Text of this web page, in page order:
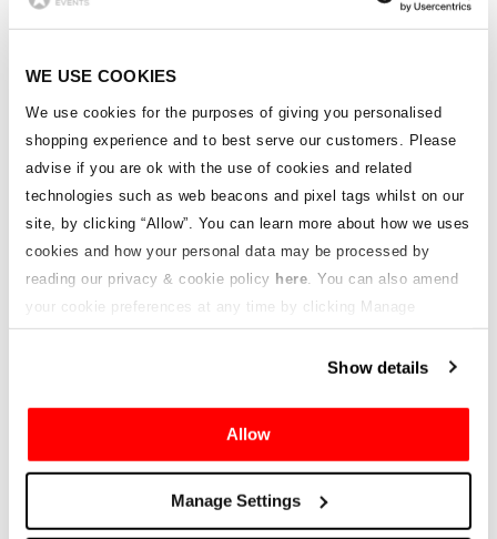
WE USE COOKIES
We use cookies for the purposes of giving you personalised
shopping experience and to best serve our customers. Please
advise if you are ok with the use of cookies and related
technologies such as web beacons and pixel tags whilst on our
site, by clicking “Allow”. You can learn more about how we uses
cookies and how your personal data may be processed by
reading our privacy & cookie policy here . You can also amend
your cookie preferences at any time by clicking Manage
Cookies in the footer of this site.
Show details
Allow
Manage Settings
Upgrade gegenüber regulären VIP Village-Tickets
*Die genauen Vorteile und Zeiten variieren von
du erwarten kannst, sind:
ZUGANG ZUR PREMIER LOUNGE
Lounge, die Stammkunden von VIP Village nicht zur
Verfügung steht